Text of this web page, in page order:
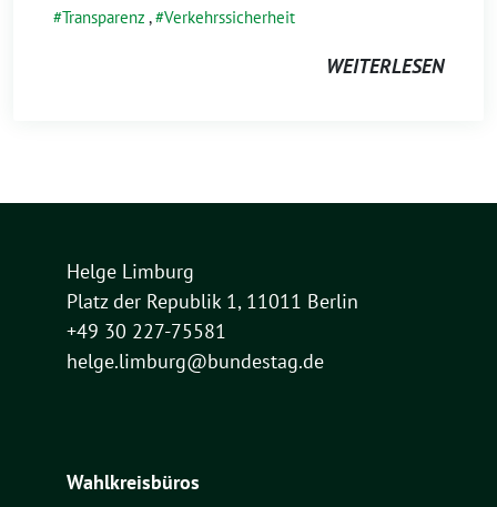
Transparenz , Verkehrssicherheit
WEITERLESEN
Helge Limburg
Platz der Republik 1, 11011 Berlin
+49 30 227-75581
helge.limburg@bundestag.de
Wahlkreisbüros